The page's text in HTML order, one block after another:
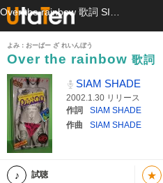
よみ：おーばー ざ れいんぼう
Over the rainbow 歌詞
SIAM SHADE
2002.1.30 リリース
作詞
SIAM SHADE
作曲
SIAM SHADE
試聴 ★